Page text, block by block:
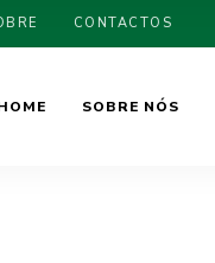
CONTACTOS
SOBRE NÓS